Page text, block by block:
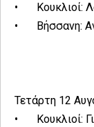
•
Κουκλιοί:
•
Βήσσανη:
Τετάρτη 12
•
Κουκλιοί: